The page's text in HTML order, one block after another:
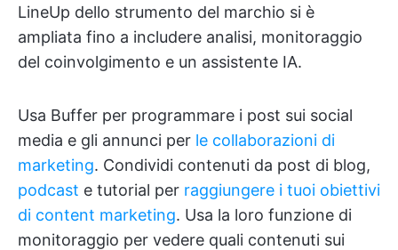
LineUp dello strumento del marchio si è
ampliata fino a includere analisi, monitoraggio
del coinvolgimento e un assistente IA.
Usa Buffer per programmare i post sui social
media e gli annunci per le collaborazioni di
marketing. Condividi contenuti da post di blog,
podcast e tutorial per raggiungere i tuoi obiettivi
di content marketing. Usa la loro funzione di
monitoraggio per vedere quali contenuti sui